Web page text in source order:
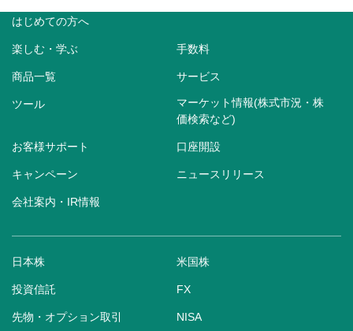
はじめての方へ
楽しむ・学ぶ 手数料
商品一覧 サービス
ツール
マーケット情報(株式市況・株
価検索など)
お客様サポート 口座開設
キャンペーン ニュースリリース
会社案内・IR情報
日本株 米国株
投資信託 FX
先物・オプション取引 NISA